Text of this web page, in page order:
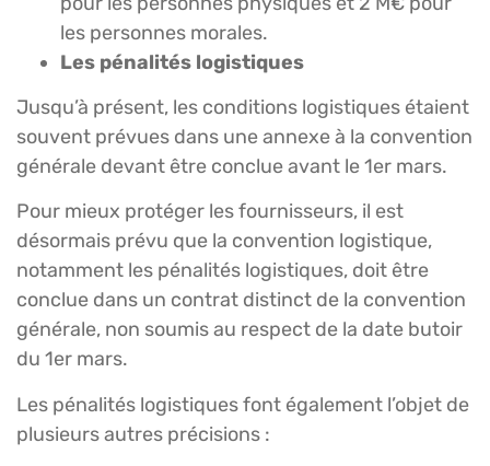
les personnes morales.
Les pénalités logistiques
Jusqu’à présent, les conditions logistiques étaient
souvent prévues dans une annexe à la convention
générale devant être conclue avant le 1er mars.
Pour mieux protéger les fournisseurs, il est
désormais prévu que la convention logistique,
notamment les pénalités logistiques, doit être
conclue dans un contrat distinct de la convention
générale, non soumis au respect de la date butoir
du 1er mars.
Les pénalités logistiques font également l’objet de
plusieurs autres précisions :